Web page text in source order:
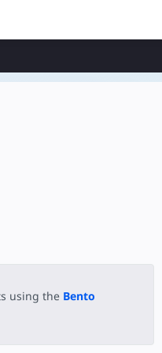
using the Bento